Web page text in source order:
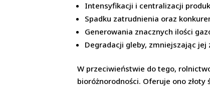
Intensyfikacji i centralizacji
Spadku zatrudnienia oraz
Generowania znacznych ilości
Degradacji gleby, zmniejszając jej
W przeciwieństwie do tego,
bioróżnorodności. Oferuje ono